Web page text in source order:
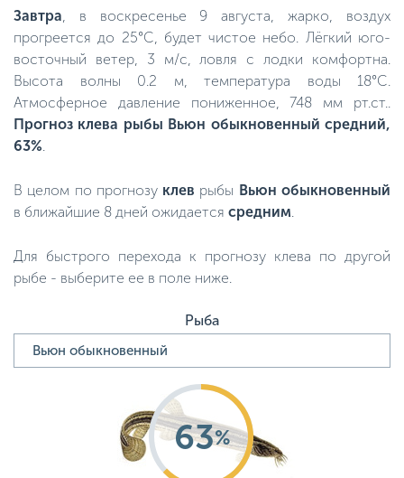
Завтра, в воскресенье 9 августа, жарко, воздух
прогреется до 25°C, будет чистое небо. Лёгкий юго-
восточный ветер, 3 м/с, ловля с лодки комфортна.
Высота волны 0.2 м, температура воды 18°C.
Атмосферное давление пониженное, 748 мм рт.ст..
Прогноз клева рыбы Вьюн обыкновенный средний,
63%.
В целом по прогнозу клев рыбы Вьюн обыкновенный
в ближайшие 8 дней ожидается средним.
Для быстрого перехода к прогнозу клева по другой
рыбе - выберите ее в поле ниже.
Рыба
63%